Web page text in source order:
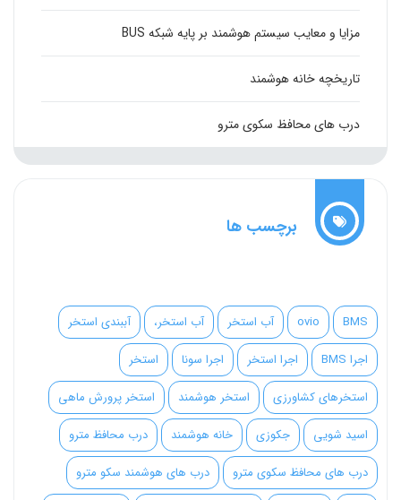
مزایا و معایب سیستم هوشمند بر پایه شبکه BUS
تاریخچه خانه هوشمند
درب های محافظ سکوی مترو
برچسب ها
BMS
ovio آب استخر آب استخر،
آببندی استخر
اجرا BMS
اجرا استخر اجرا سونا
استخر
استخرهای کشاورزی
استخر هوشمند
استخر پرورش ماهی
اسید شویی
جکوزی خانه هوشمند
درب محافظ مترو
درب های محافظ سکوی مترو
درب های هوشمند سکو مترو